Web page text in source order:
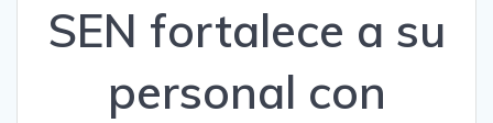
SEN fortalece a su
personal con